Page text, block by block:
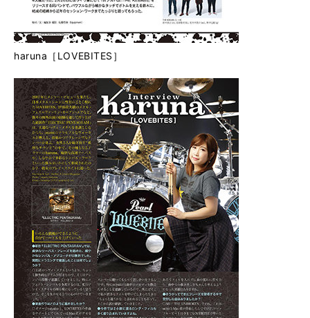
haruna［LOVEBITES］